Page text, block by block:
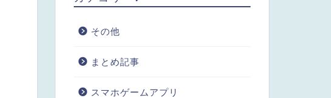
その他
まとめ記事
スマホゲームアプリ